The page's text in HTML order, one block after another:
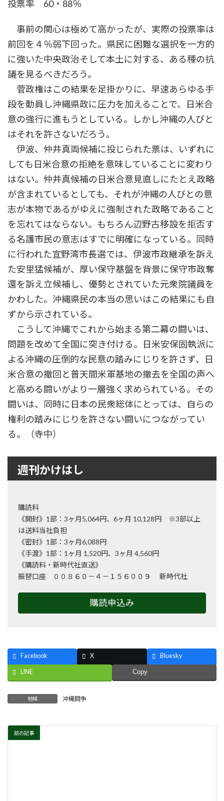
投票率 60・88％
事前の関心は極めて高かったが、実際の投票率は
前回を４％弱下回った。県民に困難な選択を一方的
に強いた中央政治そして本土に対する、ある種の抗
議を見るべきだろう。
菅政権はこの結果を足掛かりに、早速あらゆる手
段を動員し沖縄県政に圧力を加えることで、日米合
意の強行に進もうとしている。しかし沖縄の人びと
はそれを許さないだろう。
伊波、仲井真両候補に投じられた票は、いずれに
しても日米合意の拒絶を意味していることに変わり
はない。仲井真候補の日米合意見直しにたとえ政略
が含まれているとしても、それが沖縄の人びとの意
志が本物であるがゆえに強制された政略であること
を忘れてはならない。もちろん辺野古移設を拒否す
る名護市民の意志はすでに明確になっている。同時
に行われた宜野湾市長選では、伊波市政継承を訴え
た安里猛候補が、厚い保守基盤を背景に保守市政奪
還を訴え立候補し、優勢とされていた元衆院議員を
かわした。沖縄県民の本当の思いはこの結果にも自
ずから示されている。
こうして沖縄でこれから始まる第二幕の闘いは、
問題を改めて全国に突き付ける。日米安保固執派に
よる沖縄の圧倒的な民意の踏みにじりを許さず、日
米合意の撤回と普天間米軍基地の撤去を全国の声へ
と高める闘いがより一層強く求められている。その
闘いは、同時に日本の民衆総体にとっては、自らの
権利の踏みにじりを許さない闘いにつながってい
る。（寺中）
週刊かけはし
購読料
《開封》1部：3ヶ月5,064円、6ヶ月 10,128円 ※3部以上
は送料当社負担
《密封》1部：3ヶ月6,088円
《手渡》1部：1ヶ月 1,520円、3ヶ月 4,560円
《購読料・新時代社直送》
振替口座 ００８６０－４－１５６００９ 新時代社
購読申込み
Facebook X Bluesky
LINE Copy
地域 沖縄闘争
前の記事